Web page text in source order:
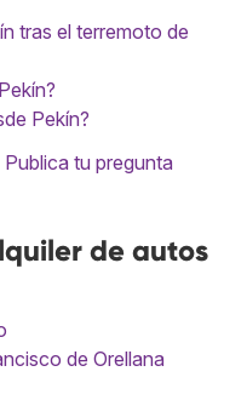
tras el terremoto de
Pekín?
Publica tu pregunta
de autos
de Orellana